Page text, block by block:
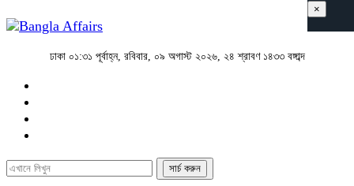
ঢাকা ০১:৩১ পূর্বাহ্ন, রবিবার, ০৯ অগাস্ট ২০২৬, ২৪ শ্রাবণ ১৪৩৩ বঙ্গাব্দ
×